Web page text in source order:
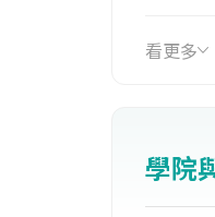
升格改
看更多
學院